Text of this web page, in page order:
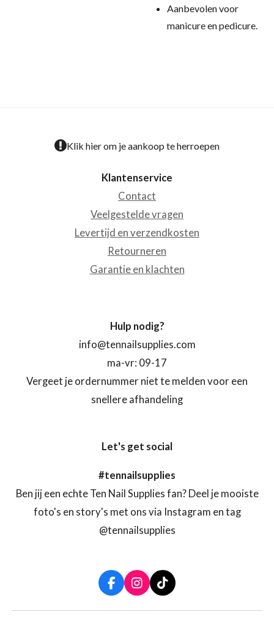
Aanbevolen voor
manicure en pedicure.
Klik hier om je aankoop te herroepen
Klantenservice
Contact
Veelgestelde vragen
Levertijd en verzendkosten
Retourneren
Garantie en klachten
Hulp nodig?
info@tennailsupplies.com
ma-vr: 09-17
Vergeet je ordernummer niet te melden voor een
snellere afhandeling
Let's get social
#tennailsupplies
Ben jij een echte Ten Nail Supplies fan? Deel je mooiste
foto's en story's met ons via Instagram en tag
@tennailsupplies
F
a
c
I
n
s
T
i
k